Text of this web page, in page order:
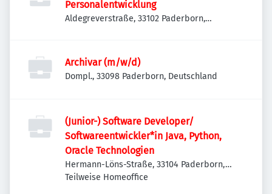
Personalentwicklung
Aldegreverstraße, 33102 Paderborn,
Archivar (m/w/d)
Dompl., 33098 Paderborn, Deutschland
(Junior-) Software Developer/
Softwareentwickler*in Java, Python,
Oracle Technologien
Hermann-Löns-Straße, 33104 Paderborn,
Deutschland
Teilweise Homeoffice